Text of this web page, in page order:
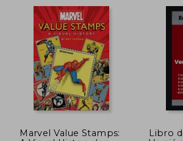
5%
dcto.
68,10 €
64,70 €
Marvel Value Stamps:
Libro